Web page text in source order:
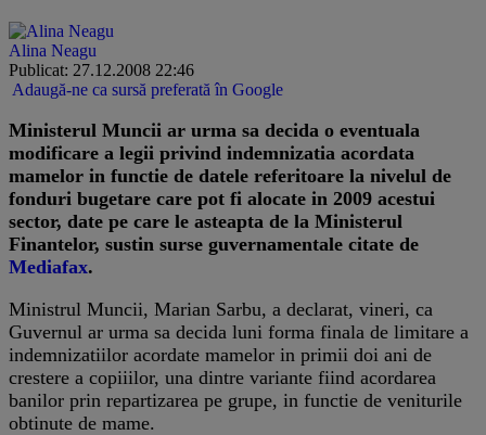
Alina Neagu
Publicat: 27.12.2008 22:46
Adaugă-ne ca sursă preferată în Google
Ministerul Muncii ar urma sa decida o eventuala
modificare a legii privind indemnizatia acordata
mamelor in functie de datele referitoare la nivelul de
fonduri bugetare care pot fi alocate in 2009 acestui
sector, date pe care le asteapta de la Ministerul
Finantelor, sustin surse guvernamentale citate de
Mediafax.
Ministrul Muncii, Marian Sarbu, a declarat, vineri, ca
Guvernul ar urma sa decida luni forma finala de limitare a
indemnizatiilor acordate mamelor in primii doi ani de
crestere a copiiilor, una dintre variante fiind acordarea
banilor prin repartizarea pe grupe, in functie de veniturile
obtinute de mame.